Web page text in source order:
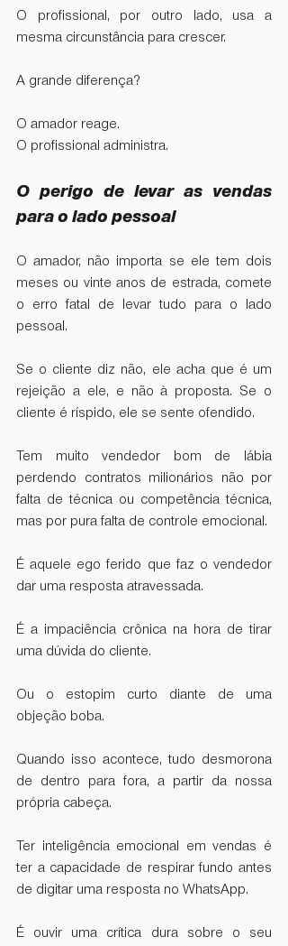
O profissional, por outro lado, usa a
mesma circunstância para crescer.
A grande diferença?
O amador reage.
O profissional administra.
O perigo de levar as vendas
para o lado pessoal
O amador, não importa se ele tem dois
meses ou vinte anos de estrada, comete
o erro fatal de levar tudo para o lado
pessoal.
Se o cliente diz não, ele acha que é um
rejeição a ele, e não à proposta. Se o
cliente é ríspido, ele se sente ofendido.
Tem muito vendedor bom de lábia
perdendo contratos milionários não por
falta de técnica ou competência técnica,
mas por pura falta de controle emocional.
É aquele ego ferido que faz o vendedor
dar uma resposta atravessada.
É a impaciência crônica na hora de tirar
uma dúvida do cliente.
Ou o estopim curto diante de uma
objeção boba.
Quando isso acontece, tudo desmorona
de dentro para fora, a partir da nossa
própria cabeça.
Ter inteligência emocional em vendas é
ter a capacidade de respirar fundo antes
de digitar uma resposta no WhatsApp.
É ouvir uma crítica dura sobre o seu